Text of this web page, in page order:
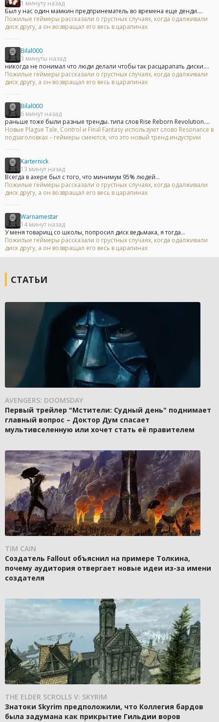
1 минуту назад
Был у нас один мамкин предпринематель во времена еще денди....
Пожилые геймеры рассказали о грустных случаях, когда одалживали
диск другу, а он возвращал его весь в царапинах
Bilal000
3 минуты назад
никогда не понимал что люди делали чтобы так расцарапать диски....
Пожилые геймеры рассказали о грустных случаях, когда одалживали
диск другу, а он возвращал его весь в царапинах
Bilal000
6 минут назад
раньше тоже были разные тренды. типа слов Rise Reborn Revolution....
Новые Plague Tale, Control и Final Fantasy используют слово Resonance в
подзаголовках – геймеры смеются, что это новый тренд индустрии
Karternick
13 минут назад
Всегда в ахере был с того, что минимум 95% людей...
Пожилые геймеры рассказали о грустных случаях, когда одалживали
диск другу, а он возвращал его весь в царапинах
Warnamestar
14 минут назад
У меня товарищ со школы, попросил диск ведьмака, я тогда...
Пожилые геймеры рассказали о грустных случаях, когда одалживали
диск другу, а он возвращал его весь в царапинах
СТАТЬИ
AVENGERS: DOOMSDAY
Первый трейлер "Мстители: Судный день" поднимает
главный вопрос – Доктор Дум спасает
мультивселенную или хочет стать её правителем
TIM CAIN
Создатель Fallout объяснил на примере Толкина,
почему аудитория отвергает новые идеи из-за имени
создателя
THE ELDER SCROLLS V: SKYRIM
Знатоки Skyrim предположили, что Коллегия бардов
была задумана как прикрытие Гильдии воров